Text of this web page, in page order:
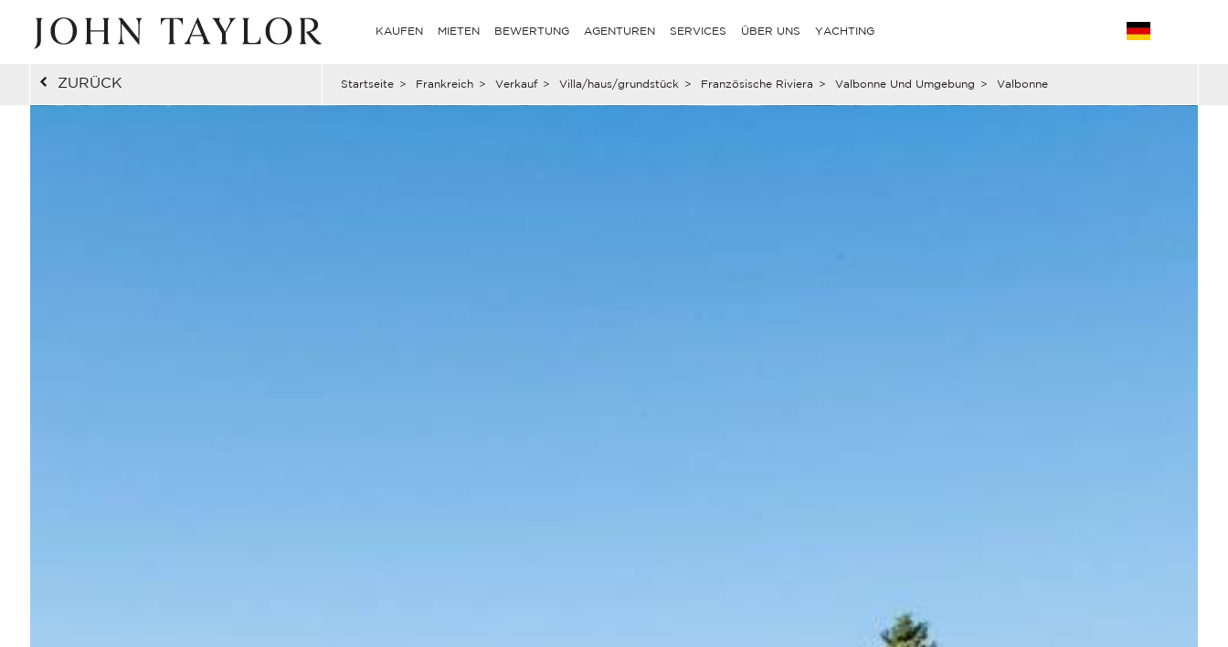
KAUFEN MIETEN BEWERTUNG AGENTUREN SERVICES ÜBER UNS YACHTING
ZURÜCK Startseite > Frankreich > Verkauf > Villa/haus/grundstück > Französische Riviera > Valbonne Und Umgebung > Valbonne